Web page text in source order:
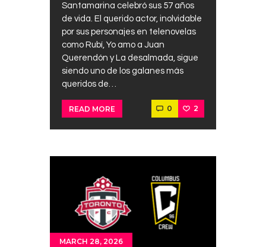
Santamarina celebró sus 57 años
de vida. El querido actor, inolvidable
por sus personajes en telenovelas
como Rubí, Yo amo a Juan
Querendón y La desalmada, sigue
siendo uno de los galanes más
queridos de…
READ MORE 0 2
MARCH 28, 2026